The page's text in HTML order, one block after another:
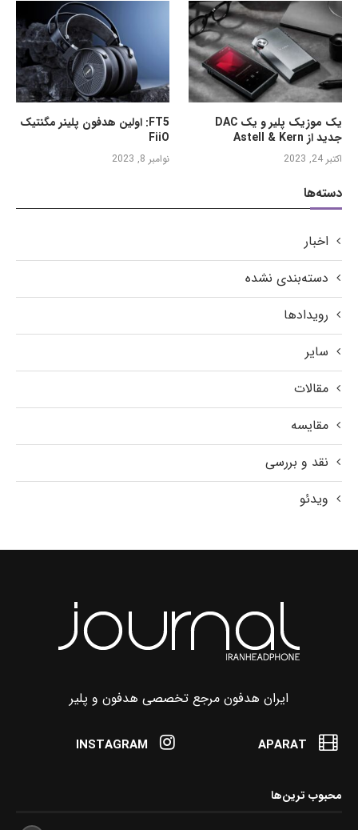
FT5: اولین هدفون پلینر مگنتیک
FiiO
نوامبر 8, 2023
یک موزیک پلیر و یک DAC
جدید از Astell & Kern
اکتبر 24, 2023
دسته‌ها
اخبار
دسته‌بندی نشده
رویدادها
سایر
مقالات
مقایسه
نقد و بررسی
ویدئو
ایران هدفون مرجع تخصصی هدفون و پلیر
APARAT
INSTAGRAM
محبوب ترین‌ها